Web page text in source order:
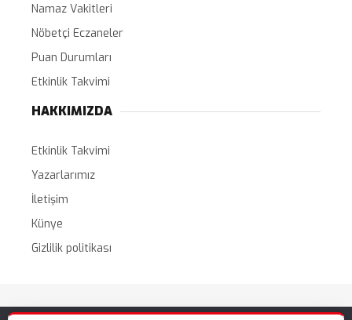
Namaz Vakitleri
Nöbetçi Eczaneler
Puan Durumları
Etkinlik Takvimi
HAKKIMIZDA
Etkinlik Takvimi
Yazarlarımız
İletişim
Künye
Gizlilik politikası
Tüm Hakları Saklıdır. |WordPress Haber Teması